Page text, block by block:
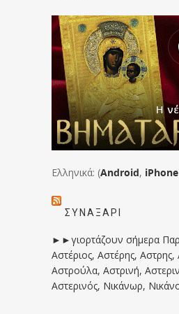
Ελληνικά: (Android, iPhone
ΣΥΝΑΞΆΡΙ
►►γιορτάζουν σήμερα
Αστέριος, Αστέρης,
Αστρούλα, Αστρινή,
Αστερινός, Νικάνωρ,